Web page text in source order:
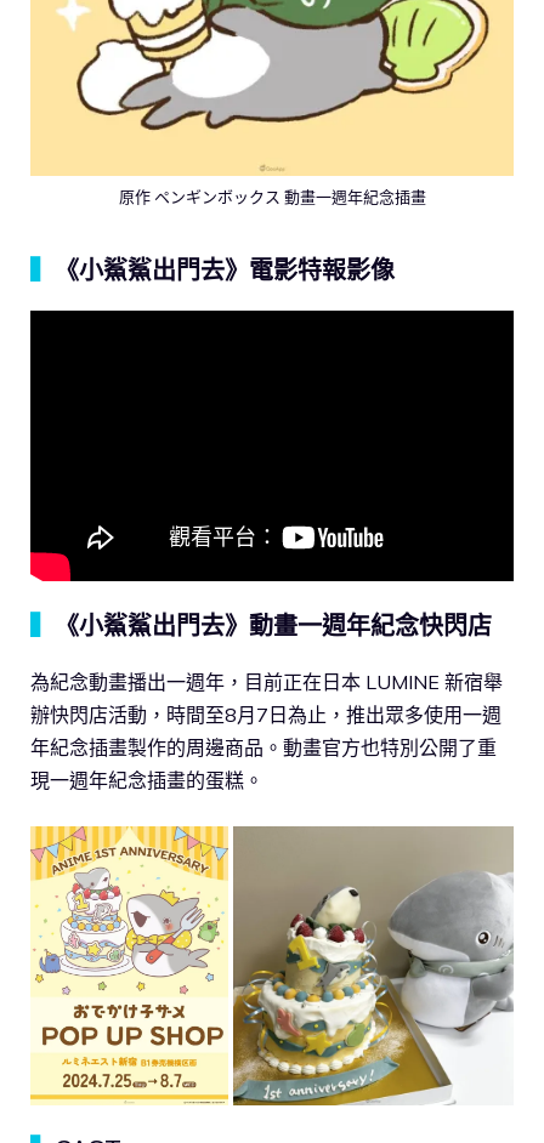
原作 ペンギンボックス 動畫一週年紀念插畫
《小鯊鯊出門去》電影特報影像
《小鯊鯊出門去》動畫一週年紀念快閃店
為紀念動畫播出一週年，目前正在日本 LUMINE 新宿舉
辦快閃店活動，時間至8月7日為止，推出眾多使用一週
年紀念插畫製作的周邊商品。動畫官方也特別公開了重
現一週年紀念插畫的蛋糕。